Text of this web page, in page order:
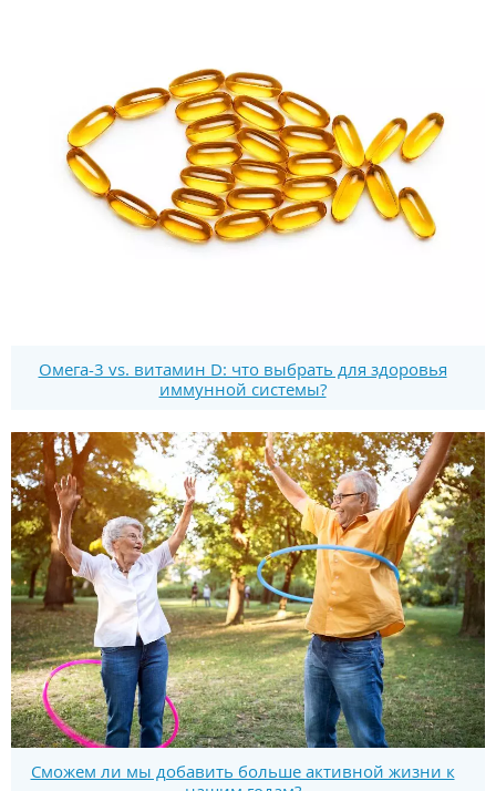
Омега-3 vs. витамин D: что выбрать для здоровья
иммунной системы?
Сможем ли мы добавить больше активной жизни к